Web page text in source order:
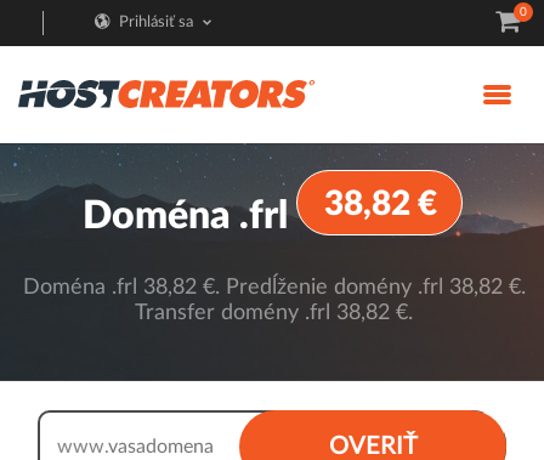
Prihlásiť sa
0
Doména .frl 38,82 €
Doména .frl 38,82 €. Predĺženie domény .frl 38,82 €.
Transfer domény .frl 38,82 €.
OVERIŤ
www.